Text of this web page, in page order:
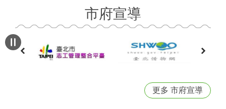
市府宣導
更多 市府宣導